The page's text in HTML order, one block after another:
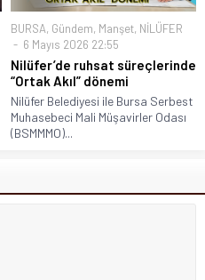
BURSA, Gündem, Manşet, NİLÜFER
6 Mayıs 2026 22:55
Nilüfer’de ruhsat süreçlerinde
“Ortak Akıl” dönemi
Nilüfer Belediyesi ile Bursa Serbest
Muhasebeci Mali Müşavirler Odası
(BSMMMO)...